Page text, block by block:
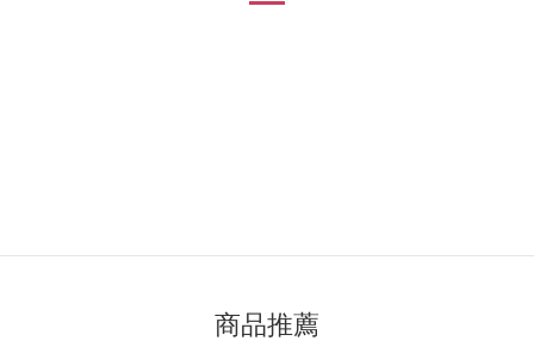
商品推薦